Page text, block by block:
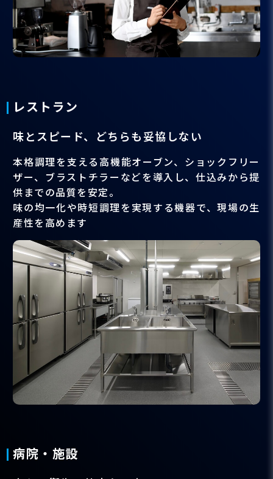
レストラン
味とスピード、どちらも妥協しない
本格調理を支える高機能オーブン、ショックフリー
ザー、ブラストチラーなどを導入し、仕込みから提
供までの品質を安定。
味の均一化や時短調理を実現する機器で、現場の生
産性を高めます
病院・施設